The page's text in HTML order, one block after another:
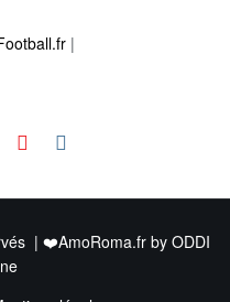
|
| ❤️AmoRoma.fr by ODDI